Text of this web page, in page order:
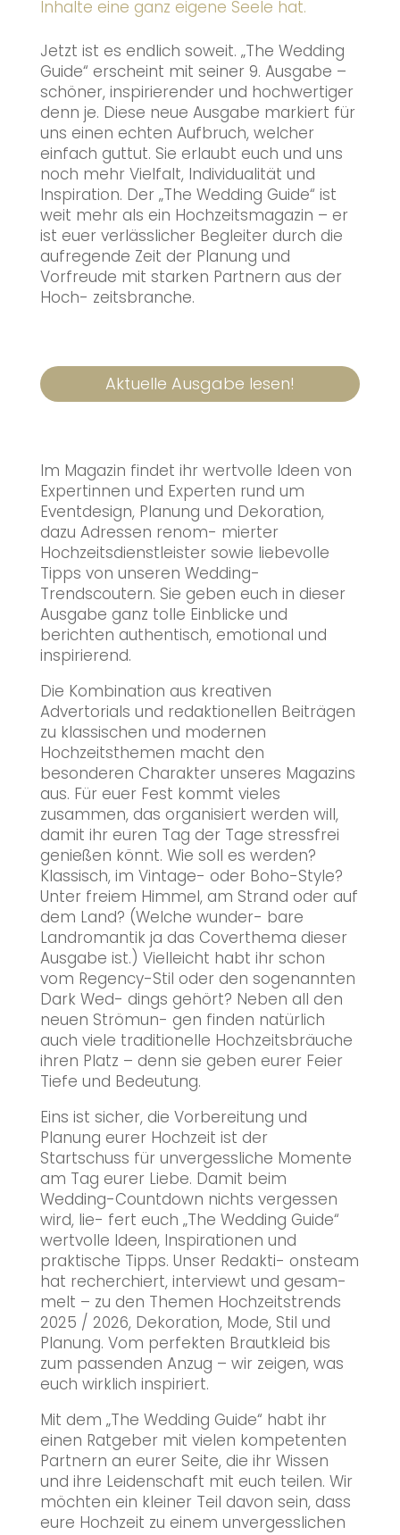
Inhalte eine ganz eigene Seele hat.
Jetzt ist es endlich soweit. „The Wedding
Guide“ erscheint mit seiner 9. Ausgabe –
schöner, inspirierender und hochwertiger
denn je. Diese neue Ausgabe markiert für
uns einen echten Aufbruch, welcher
einfach guttut. Sie erlaubt euch und uns
noch mehr Vielfalt, Individualität und
Inspiration. Der „The Wedding Guide“ ist
weit mehr als ein Hochzeitsmagazin – er
ist euer verlässlicher Begleiter durch die
aufregende Zeit der Planung und
Vorfreude mit starken Partnern aus der
Hoch- zeitsbranche.
Aktuelle Ausgabe lesen!
Im Magazin findet ihr wertvolle Ideen von
Expertinnen und Experten rund um
Eventdesign, Planung und Dekoration,
dazu Adressen renom- mierter
Hochzeitsdienstleister sowie liebevolle
Tipps von unseren Wedding-
Trendscoutern. Sie geben euch in dieser
Ausgabe ganz tolle Einblicke und
berichten authentisch, emotional und
inspirierend.
Die Kombination aus kreativen
Advertorials und redaktionellen Beiträgen
zu klassischen und modernen
Hochzeitsthemen macht den
besonderen Charakter unseres Magazins
aus. Für euer Fest kommt vieles
zusammen, das organisiert werden will,
damit ihr euren Tag der Tage stressfrei
genießen könnt. Wie soll es werden?
Klassisch, im Vintage- oder Boho-Style?
Unter freiem Himmel, am Strand oder auf
dem Land? (Welche wunder- bare
Landromantik ja das Coverthema dieser
Ausgabe ist.) Vielleicht habt ihr schon
vom Regency-Stil oder den sogenannten
Dark Wed- dings gehört? Neben all den
neuen Strömun- gen finden natürlich
auch viele traditionelle Hochzeitsbräuche
ihren Platz – denn sie geben eurer Feier
Tiefe und Bedeutung.
Eins ist sicher, die Vorbereitung und
Planung eurer Hochzeit ist der
Startschuss für unvergessliche Momente
am Tag eurer Liebe. Damit beim
Wedding-Countdown nichts vergessen
wird, lie- fert euch „The Wedding Guide“
wertvolle Ideen, Inspirationen und
praktische Tipps. Unser Redakti- onsteam
hat recherchiert, interviewt und gesam-
melt – zu den Themen Hochzeitstrends
2025 / 2026, Dekoration, Mode, Stil und
Planung. Vom perfekten Brautkleid bis
zum passenden Anzug – wir zeigen, was
euch wirklich inspiriert.
Mit dem „The Wedding Guide“ habt ihr
einen Ratgeber mit vielen kompetenten
Partnern an eurer Seite, die ihr Wissen
und ihre Leidenschaft mit euch teilen. Wir
möchten ein kleiner Teil davon sein, dass
eure Hochzeit zu einem unvergesslichen